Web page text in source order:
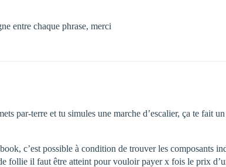
entre chaque phrase, merci
par-terre et tu simules une marche d’escalier, ça te fait
c’est possible à condition de trouver les composants
follie il faut être atteint pour vouloir payer x fois le prix